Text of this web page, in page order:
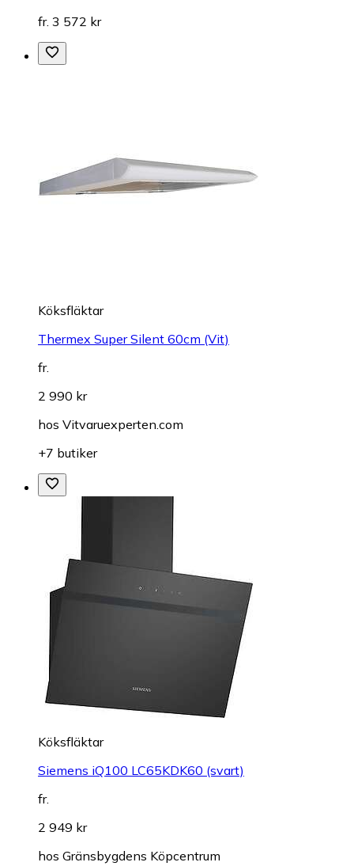
fr. 3 572 kr
Köksfläktar
Thermex Super Silent 60cm (Vit)
fr.
2 990 kr
hos Vitvaruexperten.com
+7 butiker
Köksfläktar
Siemens iQ100 LC65KDK60 (svart)
fr.
2 949 kr
hos Gränsbygdens Köpcentrum